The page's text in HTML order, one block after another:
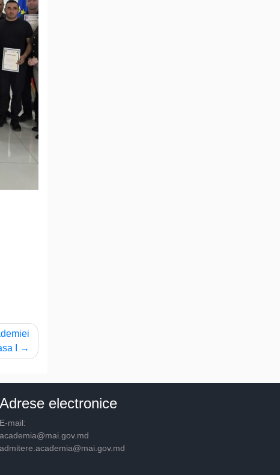
I
Adrese electronice
E-mail:
academia@mai.gov.md
admitere.academia@mai.gov.md